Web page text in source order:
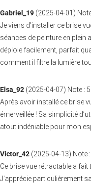
Gabriel_19 (2025-04-01 )
Je viens d’installer ce brise
séances de peinture en plein
déploie facilement, parfait
comment il filtre la lumière
Elsa_92 (2025-04-07) Note :
Après avoir installé ce brise
émerveillée ! Sa simplicité
atout indéniable pour mon
Victor_42 (2025-04-13) Note :
Ce brise vue rétractable a
J’apprécie particulièrement